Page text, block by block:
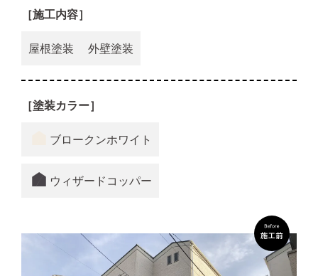
［施工内容］
屋根塗装 外壁塗装
［塗装カラー］
ブロークンホワイト
ウィザードコッパー